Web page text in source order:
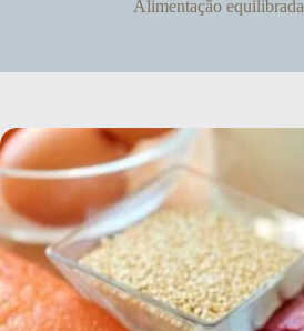
Alimentação equilibrada